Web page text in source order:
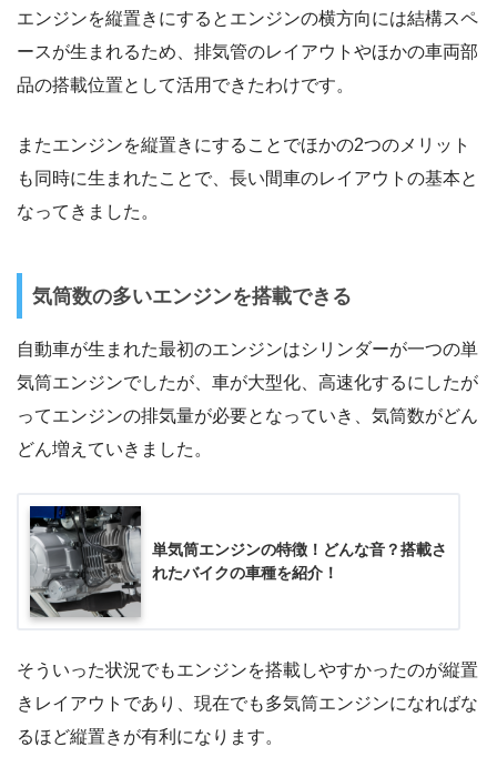
エンジンを縦置きにするとエンジンの横方向には結構スペ
ースが生まれるため、排気管のレイアウトやほかの車両部
品の搭載位置として活用できたわけです。
またエンジンを縦置きにすることでほかの2つのメリット
も同時に生まれたことで、長い間車のレイアウトの基本と
なってきました。
気筒数の多いエンジンを搭載できる
自動車が生まれた最初のエンジンはシリンダーが一つの単
気筒エンジンでしたが、車が大型化、高速化するにしたが
ってエンジンの排気量が必要となっていき、気筒数がどん
どん増えていきました。
単気筒エンジンの特徴！どんな音？搭載さ
れたバイクの車種を紹介！
そういった状況でもエンジンを搭載しやすかったのが縦置
きレイアウトであり、現在でも多気筒エンジンになればな
るほど縦置きが有利になります。